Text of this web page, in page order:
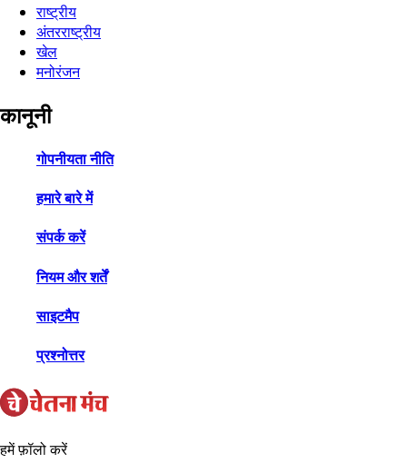
राष्ट्रीय
अंतरराष्ट्रीय
खेल
मनोरंजन
कानूनी
गोपनीयता नीति
हमारे बारे में
संपर्क करें
नियम और शर्तें
साइटमैप
प्रश्नोत्तर
हमें फ़ॉलो करें